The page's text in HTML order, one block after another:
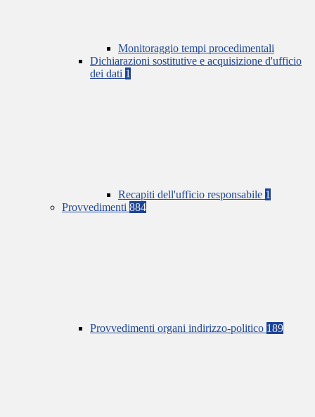
Monitoraggio tempi procedimentali
Dichiarazioni sostitutive e acquisizione d'ufficio
dei dati 1
Recapiti dell'ufficio responsabile 1
Provvedimenti 884
Provvedimenti organi indirizzo-politico 189